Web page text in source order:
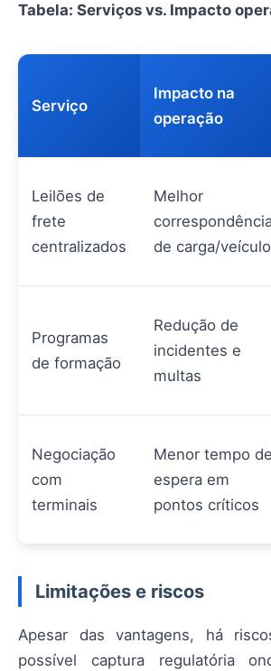
Tabela: Serviços vs. Impacto
Serviço
Impacto na
operação
Leilões de
frete
centralizados
Melhor
de carga/veículo
Programas
de formação
Redução de
incidentes e
multas
Negociação
com
terminais
Menor tempo de
espera em
pontos críticos
Limitações e riscos
Apesar das vantagens, há
possível captura regulatória